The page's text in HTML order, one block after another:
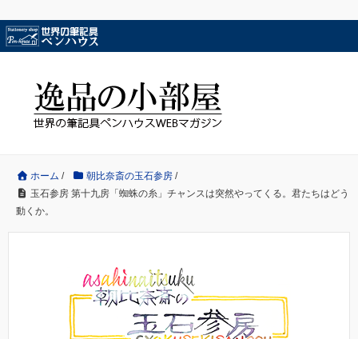
ホーム / 朝比奈斎の玉石参房 /
玉石参房 第十九房「蜘蛛の糸」チャンスは突然やってくる。君たちはどう
動くか。